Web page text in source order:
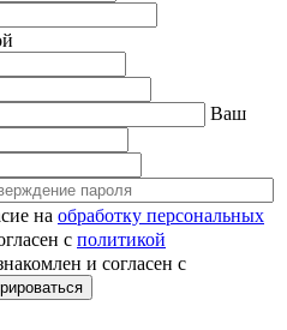
Ваш
на обработку персональных
с политикой
и согласен с